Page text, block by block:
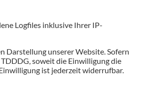
Logfiles inklusive Ihrer IP-
Darstellung unserer Website. Sofern
soweit die Einwilligung die
ist jederzeit widerrufbar.